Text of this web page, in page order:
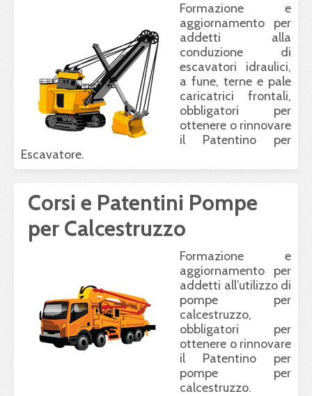
Formazione e
aggiornamento per
addetti alla
conduzione di
escavatori idraulici,
a fune, terne e pale
caricatrici frontali,
obbligatori per
ottenere o rinnovare
il Patentino per
Escavatore.
Corsi e Patentini Pompe
per Calcestruzzo
Formazione e
aggiornamento per
addetti all’utilizzo di
pompe per
calcestruzzo,
obbligatori per
ottenere o rinnovare
il Patentino per
pompe per
calcestruzzo.